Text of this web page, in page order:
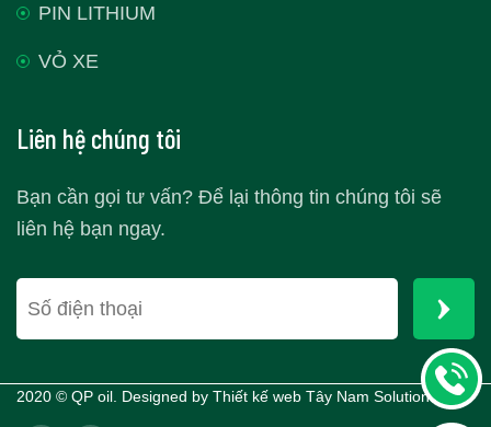
PIN LITHIUM
VỎ XE
Liên hệ chúng tôi
Bạn cần gọi tư vấn? Để lại thông tin chúng tôi sẽ
liên hệ bạn ngay.
2020 © QP oil. Designed by Thiết kế web Tây Nam Solutions